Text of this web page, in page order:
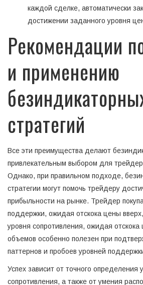
каждой сделке, автоматически
достижении заданного уровня
Рекомендации
и применению
стратегий
Все эти преимущества делают
привлекательным выбором для
Однако, при правильном подходе,
стратегии могут помочь трейдеру
прибыльности на рынке. Трейдер
поддержки, ожидая отскока цены
уровня сопротивления, ожидая
объемов особенно полезен при
паттернов и пробоев уровней
Успех зависит от точного определения
сопротивления, а также от умения